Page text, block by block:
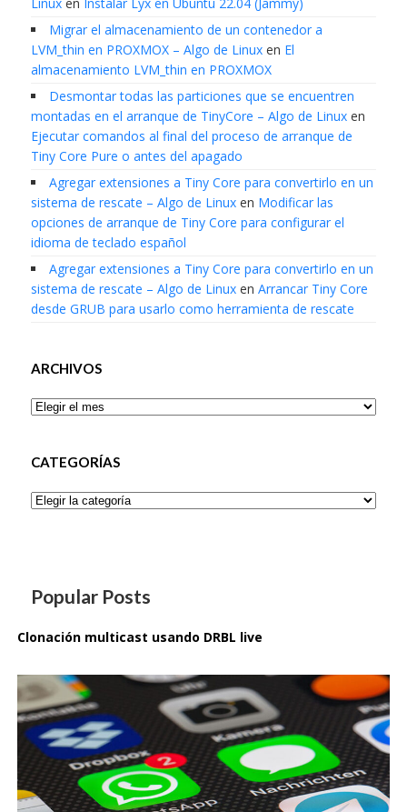
Migrar el almacenamiento de un contenedor a
LVM_thin en PROXMOX – Algo de Linuxen El
almacenamiento LVM_thin en PROXMOX
Desmontar todas las particiones que se encuentren
montadas en el arranque de TinyCore – Algo de Linuxen
Ejecutar comandos al final del proceso de arranque de
Tiny Core Pure o antes del apagado
Agregar extensiones a Tiny Core para convertirlo en un
sistema de rescate – Algo de Linuxen Modificar las
opciones de arranque de Tiny Core para configurar el
idioma de teclado español
Agregar extensiones a Tiny Core para convertirlo en un
sistema de rescate – Algo de Linuxen Arrancar Tiny Core
desde GRUB para usarlo como herramienta de rescate
ARCHIVOS
Archivos
CATEGORÍAS
Categorías
Popular Posts
Clonación multicast usando DRBL live